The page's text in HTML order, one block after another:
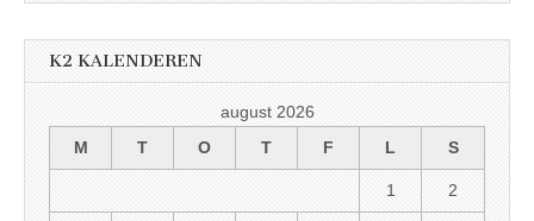
K2 KALENDEREN
august 2026
M
T O T F L S
1 2